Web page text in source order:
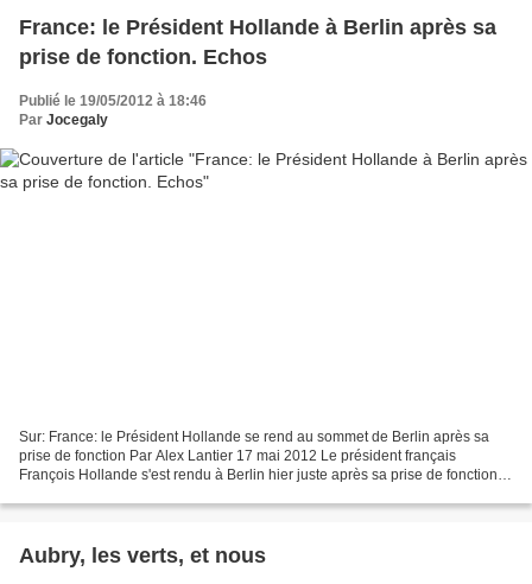
France: le Président Hollande à Berlin après sa
prise de fonction. Echos
Publié le 19/05/2012 à 18:46
Par Jocegaly
Sur: France: le Président Hollande se rend au sommet de Berlin après sa
prise de fonction Par Alex Lantier 17 mai 2012 Le président français
François Hollande s'est rendu à Berlin hier juste après sa prise de fonction
Aubry, les verts, et nous